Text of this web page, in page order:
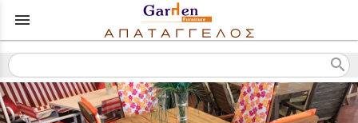
menu
search